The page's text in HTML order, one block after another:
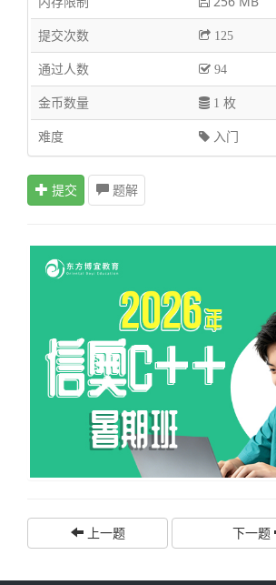
提交次数
125
通过人数 94
金币数量 1 枚
难度 入门
提交 题解
上一题 下一题